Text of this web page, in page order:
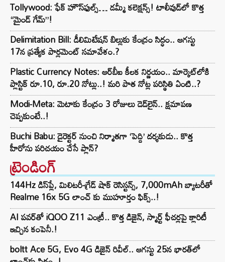
Tollywood: ఫేక్ హౌస్‌ఫుల్స్… డమ్మీ కలెక్షన్స్! టాలీవుడ్‌లో కొత్త
“మైండ్ గేమ్”!
Delimitation Bill: డీలిమిటేషన్ బిల్లుకు కేంద్రం సిద్ధం.. ఆగస్టు
17న ప్రత్యేక పార్లమెంట్ సమావేశం.?
Plastic Currency Notes: ఆర్‌బీఐ కీలక నిర్ణయం.. మార్కెట్‌లోకి
ప్లాస్టిక్ రూ.10, రూ.20 నోట్లు..! మరి పాత నోట్ల పరిస్థితి ఏంటి..?
Modi-Meta: మెటాకు కేంద్రం 3 రోజులు డెడ్‌లైన్.. క్షమాపణ
చెప్పకుంటే..!
Buchi Babu: డైరెక్టర్ నుంచి నిర్మాతగా ‘పెద్ది’ దర్శకుడు.. కొత్త
హీరోను పరిచయం చేసే ప్లాన్?
ట్రెండింగ్‌
144Hz డిస్‌ప్లే, మిలిటరీ-గ్రేడ్ షాక్ రెసిస్టన్స్, 7,000mAh బ్యాటరీతో
Realme 16x 5G లాంచ్ కు ముహూర్తం ఫిక్స్..!
AI పవర్‌తో iQOO Z11 ఎంట్రీ.. కొత్త డిజైన్, స్మార్ట్ ఫీచర్లపై క్లారిటీ
ఇచ్చిన కంపెనీ.!
boltt Ace 5G, Evo 4G డిజైన్ రివీల్.. ఆగస్టు 25న భారత్‌లో